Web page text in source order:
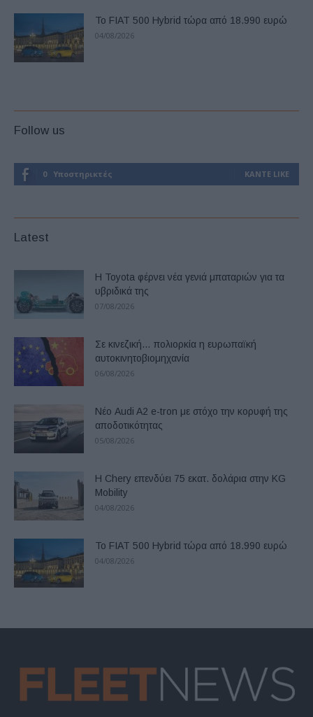
Το FIAT 500 Hybrid τώρα από 18.990 ευρώ
04/08/2026
Follow us
0 Υποστηρικτές ΚΆΝΤΕ LIKE
Latest
Η Toyota φέρνει νέα γενιά μπαταριών για τα
υβριδικά της
07/08/2026
Σε κινεζική… πολιορκία η ευρωπαϊκή
αυτοκινητοβιομηχανία
06/08/2026
Νέο Audi A2 e-tron με στόχο την κορυφή της
αποδοτικότητας
05/08/2026
Η Chery επενδύει 75 εκατ. δολάρια στην KG
Mobility
04/08/2026
Το FIAT 500 Hybrid τώρα από 18.990 ευρώ
04/08/2026